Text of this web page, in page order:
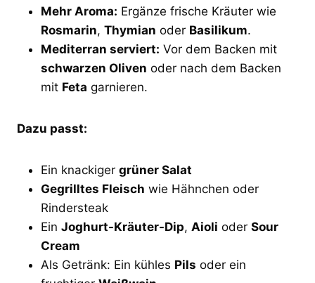
Mehr Aroma: Ergänze frische Kräuter wie
Rosmarin, Thymian oder Basilikum.
Mediterran serviert: Vor dem Backen mit
schwarzen Oliven oder nach dem Backen
mit Feta garnieren.
Dazu passt:
Ein knackiger grüner Salat
Gegrilltes Fleisch wie Hähnchen oder
Rindersteak
Ein Joghurt-Kräuter-Dip, Aioli oder Sour
Cream
Als Getränk: Ein kühles Pils oder ein